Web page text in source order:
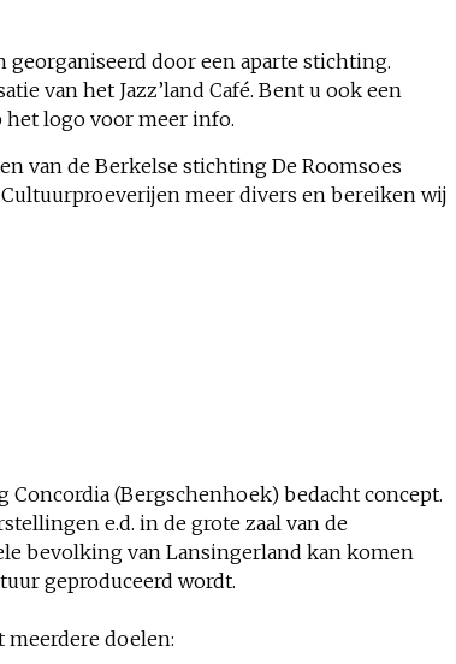
georganiseerd door een aparte stichting.
van het Jazz’land Café. Bent u ook een
het logo voor meer info.
van de Berkelse stichting De Roomsoes
meer divers en bereiken wij
(Bergschenhoek) bedacht concept.
e.d. in de grote zaal van de
bevolking van Lansingerland kan komen
geproduceerd wordt.
doelen: